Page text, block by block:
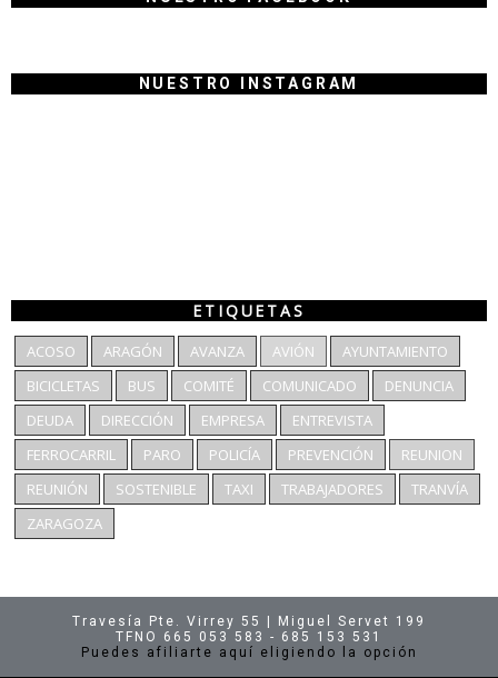
NUESTRO INSTAGRAM
ETIQUETAS
ACOSO ARAGÓN AVANZA AVIÓN
AYUNTAMIENTO
BICICLETAS
BUS COMITÉ COMUNICADO
DENUNCIA
DEUDA
DIRECCIÓN EMPRESA
ENTREVISTA
FERROCARRIL
PARO POLICÍA PREVENCIÓN
REUNION
REUNIÓN
SOSTENIBLE TAXI TRABAJADORES
TRANVÍA
ZARAGOZA
Travesía Pte. Virrey 55 | Miguel Servet 199
TFNO 665 053 583 - 685 153 531
Puedes afiliarte aquí eligiendo la opción